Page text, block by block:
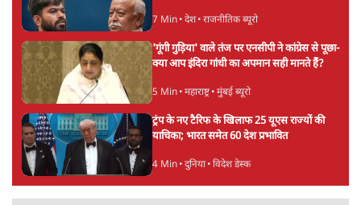
7 Min• देश• राजनीतिक ब्यूरो
'गूंगी गुड़िया' वाले तंज पर एनसीपी ने कांग्रेस से पूछा-
क्या आप इंदिरा गांधी का अपमान सही मानते हैं?
5 Min• महाराष्ट्र• मुंबई ब्यूरो
ट्रंप के नए टैरिफ के खिलाफ 25 यूएस राज्यों की
याचिका; भारत समेत 60 देश प्रभावित
4 Min• दुनिया• विदेश डेस्क